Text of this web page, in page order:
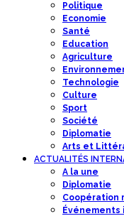
Politique
Economie
Santé
Education
Agriculture
Technologie
Culture
Sport
Société
Diplomatie
Arts et
ACTUALITÉS
A la une
Diplomatie
Coopération